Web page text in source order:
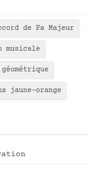
de Fa Majeur
jaune-orange